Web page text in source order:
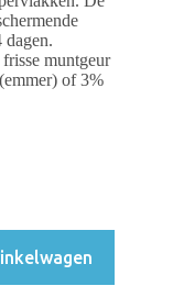
muntgeur
of 3%